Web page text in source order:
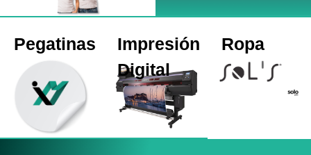
Pegatinas
Impresión
Digital
Ropa